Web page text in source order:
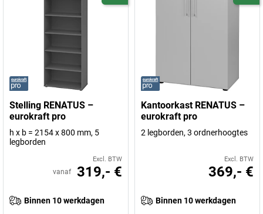
Stelling RENATUS –
eurokraft pro
h x b = 2154 x 800 mm, 5
legborden
Excl. BTW
vanaf 319,- €
Binnen 10 werkdagen
Kantoorkast RENATUS –
eurokraft pro
2 legborden, 3 ordnerhoogtes
Excl. BTW
369,- €
Binnen 10 werkdagen